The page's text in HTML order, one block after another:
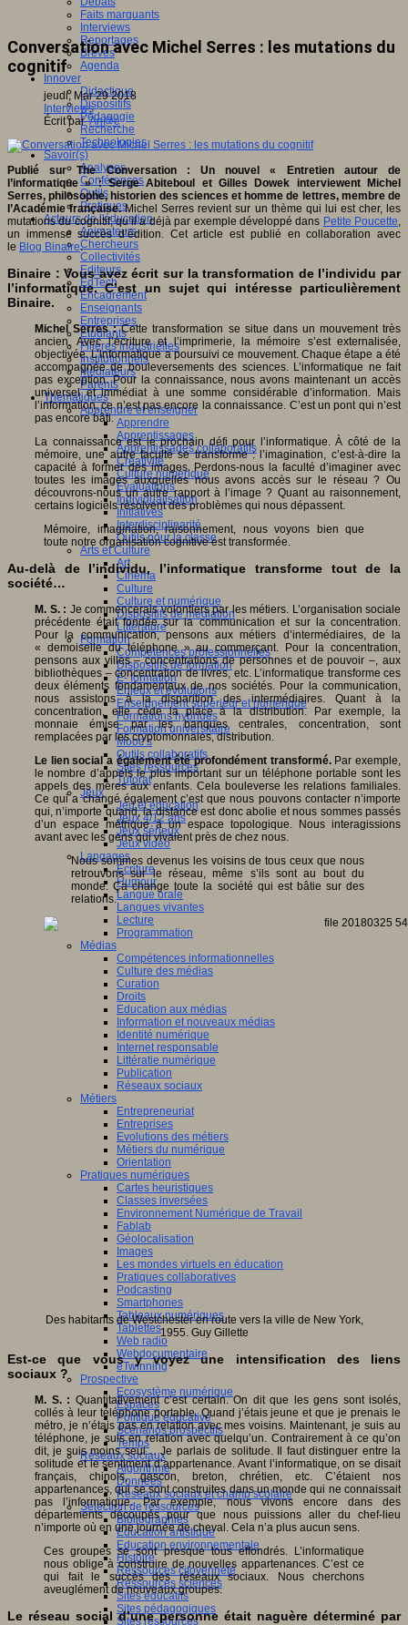
Faits marquants
Interviews
Reportages
Brèves
Agenda
Innover
Didactique
Dispositifs
Pédagogie
Recherche
Technologies
Savoir(s)
Analyses
Conférences
Outils
Pratiques
Acteurs de l'éducation
Animateurs
Chercheurs
Collectivités
Editeurs
EdTech
Encadrement
Enseignants
Entreprises
Etudiants
Filières industrielles
Institutionnels
Médiateurs
Parents
Thématiques
Apprendre et enseigner
Apprendre
Apprentissages
Apprentissages collaboratifs
Créativité
Culture numérique
Evaluations
Individualisation
Initiatives
Interdisciplinarité
Outils pour la classe
Arts et Culture
Art
Cinéma
Culture
Culture et numérique
Dispositifs de médiation
Littérature
Formation
Compétences professionnelles
Dispositifs de formation
E- formation
Enjeux et évolutions
Enseignement supérieur et numérique
Formations hybrides
Formation universitaire
Mooc’s
Outils collaboratifs
Sites ressources
Tutorat
Jeux
Jeu et éducation
Jeux 4/12 ans
Jeux sérieux
Jeux vidéo
Langages
Ecriture
Humour
Langue orale
Langues vivantes
Lecture
Programmation
Médias
Compétences informationnelles
Culture des médias
Curation
Droits
Education aux médias
Information et nouveaux médias
Identité numérique
Internet responsable
Littératie numérique
Publication
Réseaux sociaux
Métiers
Entrepreneuriat
Entreprises
Evolutions des métiers
Métiers du numérique
Orientation
Pratiques numériques
Cartes heuristiques
Classes inversées
Environnement Numérique de Travail
Fablab
Géolocalisation
Images
Les mondes virtuels en éducation
Pratiques collaboratives
Podcasting
Smartphones
Tableaux numériques
Tablettes
Web radio
Webdocumentaire
eTwinning
Prospective
Ecosystème numérique
Espaces
Politique éducative
Scénarios prospectifs
Temps
Réseaux sociaux
Algorithme
Données
Réseaux sociaux et champ scolaire
Sélection de ressources
Bibliographies
Education artistique
Education environnementale
Histoire
Ressources citoyenneté
Ressources sciences
Sites éducatifs
Sites pédagogiques
Sites ressources
Conversation avec Michel Serres : les mutations du
cognitif
jeudi, Mar 29 2018
Interviews
Écrit parAn@é
Publié sur The Conversation : Un nouvel « Entretien autour de
l’informatique » : Serge Abiteboul et Gilles Dowek interviewent Michel
Serres, philosophe, historien des sciences et homme de lettres, membre de
l’Académie française.Michel Serres revient sur un thème qui lui est cher, les
mutations du cognitif, qu’il a déjà par exemple développé dans Petite Poucette,
un immense succès d’édition. Cet article est publié en collaboration avec
le Blog Binaire.
Binaire : Vous avez écrit sur la transformation de l’individu par
l’informatique. C’est un sujet qui intéresse particulièrement
Binaire.
Michel Serres :Cette transformation se situe dans un mouvement très
ancien. Avec l’écriture et l’imprimerie, la mémoire s’est externalisée,
objectivée. L’informatique a poursuivi ce mouvement. Chaque étape a été
accompagnée de bouleversements des sciences. L’informatique ne fait
pas exception. Pour la connaissance, nous avons maintenant un accès
universel et immédiat à une somme considérable d’information. Mais
l’information, ce n’est pas encore la connaissance. C’est un pont qui n’est
pas encore bâti.
La connaissance est le prochain défi pour l’informatique. À côté de la
mémoire, une autre faculté se transforme : l’imagination, c’est-à-dire la
capacité à former des images. Perdons-nous la faculté d’imaginer avec
toutes les images auxquelles nous avons accès sur le réseau ? Ou
découvrons-nous un autre rapport à l’image ? Quant au raisonnement,
certains logiciels résolvent des problèmes qui nous dépassent.
Mémoire, imagination, raisonnement, nous voyons bien que
toute notre organisation cognitive est transformée.
Au-delà de l’individu, l’informatique transforme tout de la
société…
M. S. : Je commencerais volontiers par les métiers. L’organisation sociale
précédente était fondée sur la communication et sur la concentration.
Pour la communication, pensons aux métiers d’intermédiaires, de la
« demoiselle du téléphone » au commerçant. Pour la concentration,
pensons aux villes – concentrations de personnes et de pouvoir –, aux
bibliothèques – concentration de livres, etc. L’informatique transforme ces
deux éléments fondamentaux de nos sociétés. Pour la communication,
nous assistons à la disparition des intermédiaires. Quant à la
concentration, elle cède la place à la distribution. Par exemple, la
monnaie émise par les banques centrales, concentration, sont
remplacées par les cryptomonnaies, distribution.
Le lien social a également été profondément transformé.Par exemple,
le nombre d’appels le plus important sur un téléphone portable sont les
appels des mères aux enfants. Cela bouleverse les relations familiales.
Ce qui a changé également c’est que nous pouvons contacter n’importe
qui, n’importe quand, la distance est donc abolie et nous sommes passés
d’un espace métrique à un espace topologique. Nous interagissions
avant avec les gens qui vivaient près de chez nous.
Nous sommes devenus les voisins de tous ceux que nous
retrouvons sur le réseau, même s’ils sont au bout du
monde. Ça change toute la société qui est bâtie sur des
relations.
Des habitants de Westchester en route vers la ville de New York,
1955. Guy Gillette
Est-ce que vous y voyez une intensification des liens
sociaux ?
M. S. : Quantitativement c’est certain. On dit que les gens sont isolés,
collés à leur téléphone portable. Quand j’étais jeune et que je prenais le
métro, je n’étais pas en relation avec mes voisins. Maintenant, je suis au
téléphone, je suis en relation avec quelqu’un. Contrairement à ce qu’on
dit, je suis moins seul… Je parlais de solitude. Il faut distinguer entre la
solitude et le sentiment d’appartenance. Avant l’informatique, on se disait
français, chinois, gascon, breton, chrétien, etc. C’étaient nos
appartenances, qui se sont construites dans un monde qui ne connaissait
pas l’informatique. Par exemple, nous vivons encore dans des
départements découpés pour que nous puissions aller du chef-lieu
n’importe où en une journée de cheval. Cela n’a plus aucun sens.
Ces groupes se sont presque tous effondrés. L’informatique
nous oblige à construire de nouvelles appartenances. C’est ce
qui fait le succès des réseaux sociaux. Nous cherchons
aveuglément de nouveaux groupes.
Le réseau social d’une personne était naguère déterminé par